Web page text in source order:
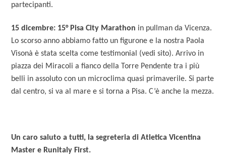
partecipanti.
15 dicembre: 15° Pisa City Marathon in pullman da Vicenza.
Lo scorso anno abbiamo fatto un figurone e la nostra Paola
Visonà è stata scelta come testimonial (vedi sito). Arrivo in
piazza dei Miracoli a fianco della Torre Pendente tra i più
belli in assoluto con un microclima quasi primaverile. Si parte
dal centro, si va al mare e si torna a Pisa. C’è anche la mezza.
Un caro saluto a tutti, la segreteria di Atletica Vicentina
Master e Runitaly First.